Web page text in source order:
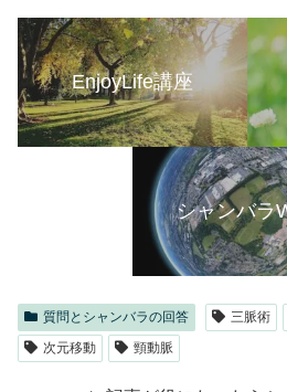
EnjoyLife講座
シャンバラ
質問とシャンバラの回答 三脈術
次元移動
頸動脈